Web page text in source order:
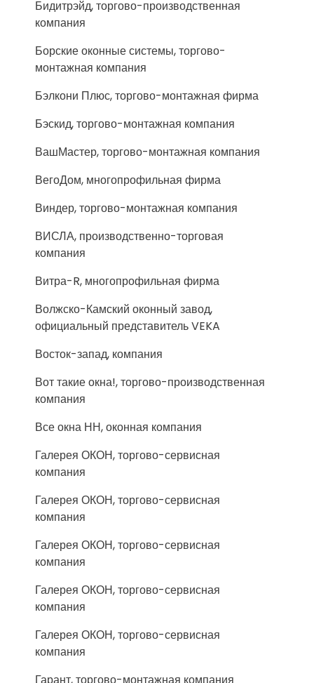
Бидитрэйд, торгово-производственная
компания
Борские оконные системы, торгово-
монтажная компания
Бэлкони Плюс, торгово-монтажная фирма
Бэскид, торгово-монтажная компания
ВашМастер, торгово-монтажная компания
ВегоДом, многопрофильная фирма
Виндер, торгово-монтажная компания
ВИСЛА, производственно-торговая
компания
Витра-R, многопрофильная фирма
Волжско-Камский оконный завод,
официальный представитель VEKA
Восток-запад, компания
Вот такие окна!, торгово-производственная
компания
Все окна НН, оконная компания
Галерея ОКОН, торгово-сервисная
компания
Галерея ОКОН, торгово-сервисная
компания
Галерея ОКОН, торгово-сервисная
компания
Галерея ОКОН, торгово-сервисная
компания
Галерея ОКОН, торгово-сервисная
компания